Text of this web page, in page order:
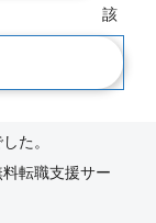
該
着順
た。
転職支援サー